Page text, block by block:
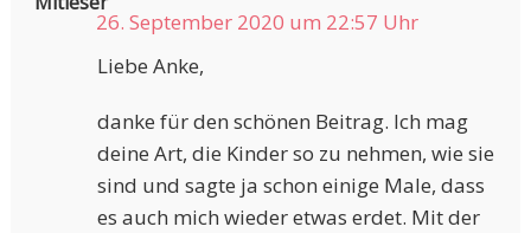
26. September 2020 um 22:57 Uhr
Liebe Anke,
danke für den schönen Beitrag. Ich mag
deine Art, die Kinder so zu nehmen, wie sie
sind und sagte ja schon einige Male, dass
es auch mich wieder etwas erdet. Mit der